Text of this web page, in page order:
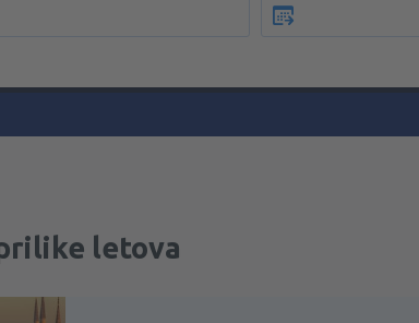
letova